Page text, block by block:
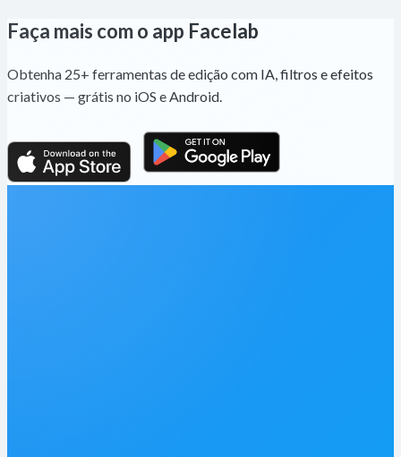
Faça mais com o app Facelab
Obtenha 25+ ferramentas de edição com IA, filtros e efeitos
criativos — grátis no iOS e Android.